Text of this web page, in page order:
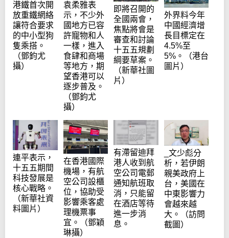
港鐵首次開
放重鐵網絡
讓符合要求
的中小型狗
隻乘搭。
（鄧鈞尤
攝）
袁柔雅表
示，不少外
國地方已容
許寵物和人
一樣，進入
食肆和商場
等地方，期
望香港可以
逐步普及。
（鄧鈞尤
攝）
即將召開的
全國兩會，
焦點將會是
審查和討論
十五五規劃
綱要草案。
（新華社圖
片）
外界料今年
中國經濟增
長目標定在
4.5%至
5%。（港台
圖片）
連平表示，
十五五期間
科技發展是
核心戰略。
（新華社資
料圖片）
在香港國際
機場，有航
空公司設櫃
位，協助受
影響乘客處
理機票事
宜。（鄧穎
琳攝）
有滯留迪拜
港人收到航
空公司電郵
通知航班取
消，只能留
在酒店等待
進一步消
息。
_文少彪分
析，若伊朗
親美政府上
台，美國在
中東影響力
會越來越
大。（訪問
截圖）